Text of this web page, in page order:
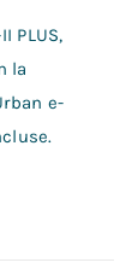
PLUS,
la
e-